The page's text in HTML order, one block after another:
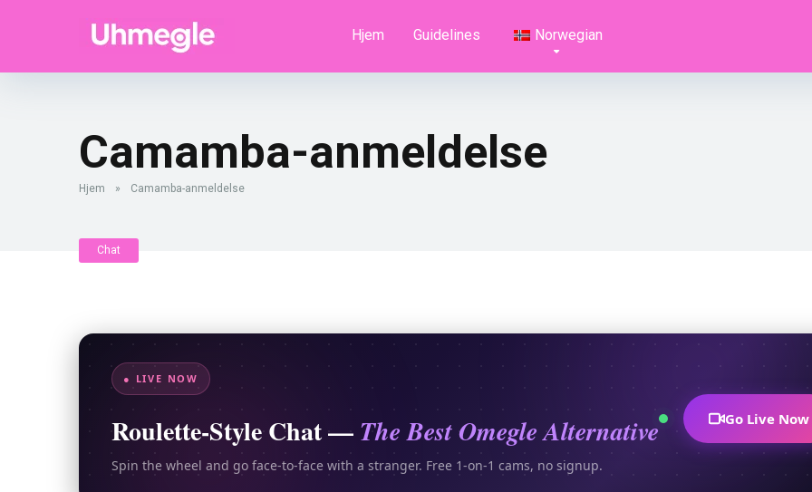
Hjem Guidelines Norwegian
Camamba-anmeldelse
Hjem » Camamba-anmeldelse
Chat
● LIVE NOW
Roulette-Style Chat — The Best Omegle Alternative
Spin the wheel and go face-to-face with a stranger. Free 1-on-1 cams, no signup.
Go Live Now